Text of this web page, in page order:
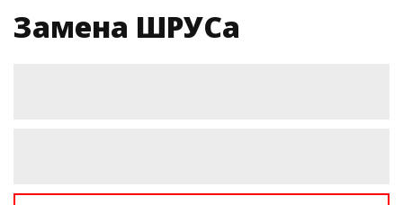
Замена ШРУСа